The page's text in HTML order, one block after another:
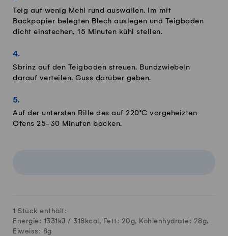
Teig auf wenig Mehl rund auswallen. Im mit
Backpapier belegten Blech auslegen und Teigboden
dicht einstechen, 15 Minuten kühl stellen.
Sbrinz auf den Teigboden streuen. Bundzwiebeln
darauf verteilen. Guss darüber geben.
Auf der untersten Rille des auf 220°C vorgeheizten
Ofens 25-30 Minuten backen.
1 Stück enthält:
Energie: 1331kJ / 318 kcal, Fett: 20g, Kohlenhydrate: 28g,
Eiweiss: 8g